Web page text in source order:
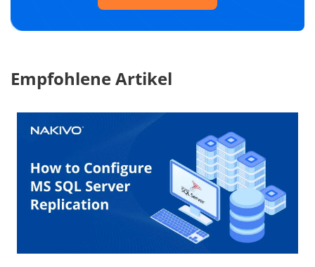
Empfohlene Artikel